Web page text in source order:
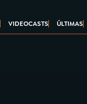
VIDEOCASTS ÚLTIMAS